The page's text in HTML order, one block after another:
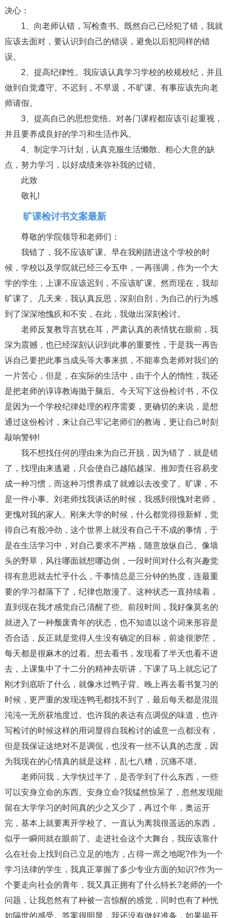
决心：
1、向老师认错，写检查书。既然自己已经犯了错，我就
应该去面对，要认识到自己的错误，避免以后犯同样的错
误。
2、提高纪律性。我应该认真学习学校的校规校纪，并且
做到自觉遵守。不迟到，不早退，不旷课。有事应该先向老
师请假。
3、提高自己的思想觉悟。对各门课程都应该引起重视，
并且要养成良好的学习和生活作风。
4、制定学习计划，认真克服生活懒散、粗心大意的缺
点，努力学习，以好成绩来弥补我的过错。
此致
敬礼!
旷课检讨书文案最新
尊敬的学院领导和老师们：
我错了，我不应该旷课。早在我刚踏进这个学校的时
候，学校以及学院就已经三令五申，一再强调，作为一个大
学的学生，上课不应该迟到，不应该旷课。然而现在，我却
旷课了。几天来，我认真反思，深刻自剖，为自己的行为感
到了深深地愧疚和不安，在此，我做出深刻检讨。
老师反复教导言犹在耳，严肃认真的表情犹在眼前，我
深为震撼，也已经深刻认识到此事的重要性，于是我一再告
诉自己要把此事当成头等大事来抓，不能辜负老师对我们的
一片苦心，但是，在实际的生活中，由于个人的惰性，我还
是把老师的谆谆教诲抛于脑后。今天写下这份检讨书，不仅
是因为一个学校纪律处理的程序需要，更确切的来说，是想
通过这份检讨，来让自己牢记老师们的教诲，更让自己时刻
敲响警钟!
我不想找任何的理由来为自己开脱，因为错了，就是错
了，找理由来逃避，只会使自己越陷越深。推卸责任容易变
成一种习惯，而这种习惯养成了就难以去改变了。旷课，不
是一件小事。刘老师找我谈话的时候，我感到很愧对老师，
更愧对我的家人。刚来大学的时候，什么都觉得很新鲜，觉
得自己有股冲劲，这个世界上就没有自己干不成的事情，于
是在生活学习中，对自己要求不严格，随意放纵自己。像墙
头的野草，风往哪面就想哪边倒，一段时间对什么有兴趣觉
得有意思就去忙乎什么，干事情总是三分钟的热度，连最重
要的学习都落下了，纪律也散漫了。这种状态一直持续着，
直到现在我才感觉自己清醒了些。前段时间，我好像莫名的
就进入了一种颓废青年的状态，也不知道以这个词来形容是
否合适，反正就是觉得人生没有确定的目标，前途很渺茫，
每天都是很麻木的过着。想去看书，发现看了半天也看不进
去，上课集中了十二分的精神去听讲，下课了马上就忘记了
刚才到底听了什么，就像水过鸭子背。晚上再去看书复习的
时候，更严重的发现连鸭毛都找不到了，最后每天都是混混
沌沌一无所获地度过。也许我的表达有点调侃的味道，也许
写检讨的时候这样的用词显得自我检讨的诚意一点都没有，
但是我保证这绝对不是调侃，也没有一丝不认真的态度，因
为我现在的心情真的就是这样，乱七八糟，沉痛不堪。
老师问我，大学快过半了，是否学到了什么东西，一些
可以安身立命的东西。安身立命?我猛然惊呆了，忽然发现能
留在大学学习的时间真的少之又少了，再过个年，奥运开
完，基本上就要离开学校了。一直认为离我很遥远的东西，
似乎一瞬间就在眼前了。走进社会这个大舞台，我应该靠什
么在社会上找到自己立足的地方，占得一席之地呢?作为一个
学习法律的学生，我真正掌握了多少专业方面的知识?作为一
个要走向社会的青年，我又真正拥有了什么特长?老师的一个
问题，让我忽然有了种被一言惊醒的感觉，同时也有了种恍
如隔世的感受。答案很明显，我还没有做好准备，如果揭开